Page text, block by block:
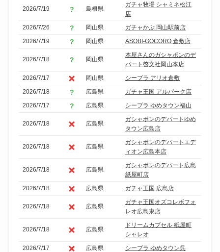
2026/7/19 島根県
ガチャ牧場 シャミネ松江
店
2026/7/26
岡山県
ガチャかぷ 岡山駅前店
2026/7/19
岡山県 ASOBI-GOCORO 倉敷店
2026/7/18 岡山県
本屋さんのガシャポンのデ
パート啓文社岡山本店
2026/7/17
岡山県
シープラ アリオ倉敷
2026/7/18
広島県
ガチャ王国 アルパーク店
2026/7/17
広島県 シープラ ゆめタウン福山
2026/7/18 広島県
ガシャポンのデパートゆめ
タウン広島店
2026/7/18 広島県
ガシャポンのデパートエデ
ィオン広島本店
2026/7/18 広島県
ガシャポンのデパート広島
紙屋町店
2026/7/18
広島県 ガチャ王国 広島店
2026/7/18 広島県
ガチャ王国オズコレボフォ
レオ広島東店
2026/7/18 広島県
ドリームカプセル 紙屋町
シャレオ
2026/7/17
広島県 シープラ ゆめタウン呉